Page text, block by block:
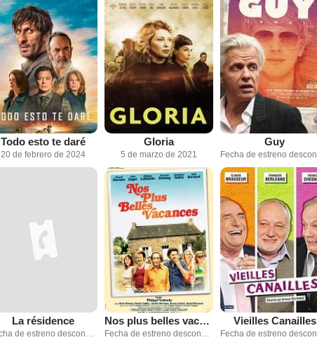
Todo esto te daré
20 de febrero de 2024
Gloria
5 de marzo de 2021
Guy
La résidence
Fecha de estreno desconocida
Nos plus belles vacances
Fecha de estreno desconocida
Vieilles Canailles